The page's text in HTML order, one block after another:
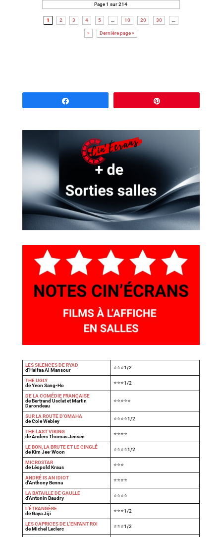
Page 1 sur 214
1 2 3 4 5 … 10 20 30 …
» Dernière page »
LES SILENCES DE RYAD
d'Haifaa Al Mansour
⭐⭐⭐1/2
THE UGLY
de Yeon Sang-Ho
⭐⭐⭐1/2
DE LA COMÉDIE FRANÇAISE
de Bertrand Usclat et Martin
Darondeau
⭐⭐⭐⭐⭐
SUR LA ROUTE D'OMAHA
de Cole Webley
⭐⭐⭐⭐1/2
THE LAST VIKING
de Anders Thomas Jensen
⭐⭐⭐⭐
LE BON, LA BRUTE ET LE CINGLÉ
de Kim Jee-Woon
⭐⭐⭐⭐1/2
MICROSTAR
de Léopold Kraus
⭐⭐⭐
ANDRÉ IS AN IDIOT
d'Anthony Benna
⭐⭐⭐⭐
LA BATAILLE DE GAULLE
d'Antonin Baudry
⭐⭐⭐⭐
L'ÉTRANGÈRE
de Gaya Jiji
⭐⭐⭐1/2
LES CAPRICES DE L'ENFANT ROI
de Michel Leclerc
⭐⭐⭐1/2